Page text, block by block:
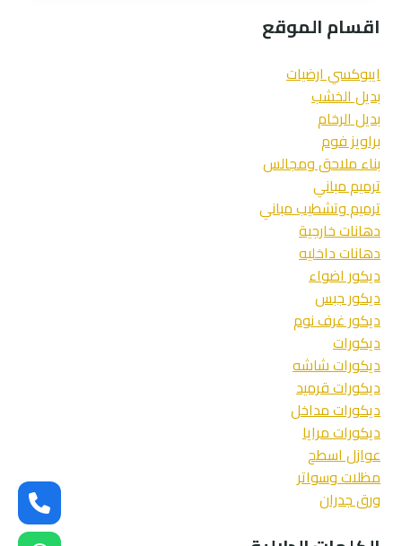
براويز
الفوم
جدة
اقسام الموقع
ايبوكسي ارضيات
بديل الخشب
بديل الرخام
براويز فوم
بناء ملاحق ومجالس
ترميم مباني
ترميم وتشطيب مباني
دهانات خارجية
دهانات داخليه
ديكور اضواء
ديكور جبس
ديكور غرف نوم
ديكورات
ديكورات شاشه
ديكورات قرميد
ديكورات مداخل
ديكورات مرايا
عوازل اسطح
مظلات وسواتر
ورق جدران